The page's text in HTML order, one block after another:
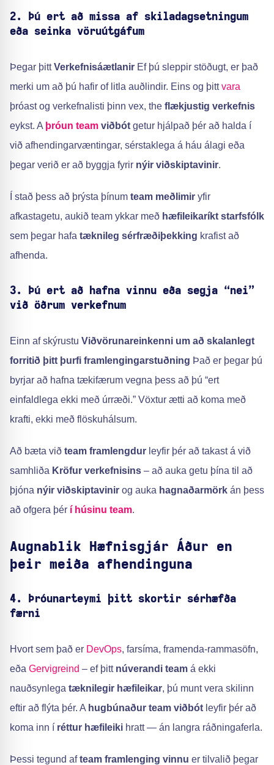
2. Þú ert að missa af skiladagsetningum
eða seinka vöruútgáfum
Þegar þittVerkefnisáætlanir Ef þú sleppir stöðugt, er það
merki um að þú hafir of litla auðlindir. Eins og þittvara
þróast og verkefnalisti þinn vex, the flækjustig verkefnis
eykst. A þróun team viðbót getur hjálpað þér að halda í
við afhendingarvæntingar, sérstaklega á háu álagi eða
þegar verið er að byggja fyrir nýir viðskiptavinir.
Í stað þess að þrýsta þínum team meðlimir yfir
afkastagetu, aukið team ykkar með hæfileikaríkt starfsfólk
sem þegar hafa tæknileg sérfræðiþekking krafist að
afhenda.
3. Þú ert að hafna vinnu eða segja “nei”
við öðrum verkefnum
Einn af skýrustu Viðvörunareinkenni um að skalanlegt
forritið þitt þurfi framlengingarstuðning Það er þegar þú
byrjar að hafna tækifærum vegna þess að þú “ert
einfaldlega ekki með úrræði.” Vöxtur ætti að koma með
krafti, ekki með flöskuhálsum.
Að bæta við team framlengdur leyfir þér að takast á við
samhliða Kröfur verkefnisins – að auka getu þína til að
þjóna nýir viðskiptavinir og auka hagnaðarmörk án þess
að ofgera þér í húsinu team.
Augnablik Hæfnisgjár Áður en
þeir meiða afhendinguna
4. Þróunarteymi þitt skortir sérhæfða
færni
Hvort sem það er DevOps, farsíma, framenda-rammasöfn,
eða Gervigreind – ef þitt núverandi team á ekki
nauðsynlega tæknilegir hæfileikar, þú munt vera skilinn
eftir að flýta þér. A hugbúnaður team viðbót leyfir þér að
koma inn í réttur hæfileiki hratt — án langra ráðningaferla.
Þessi tegund afteam framlenging vinnu er tilvalið þegar